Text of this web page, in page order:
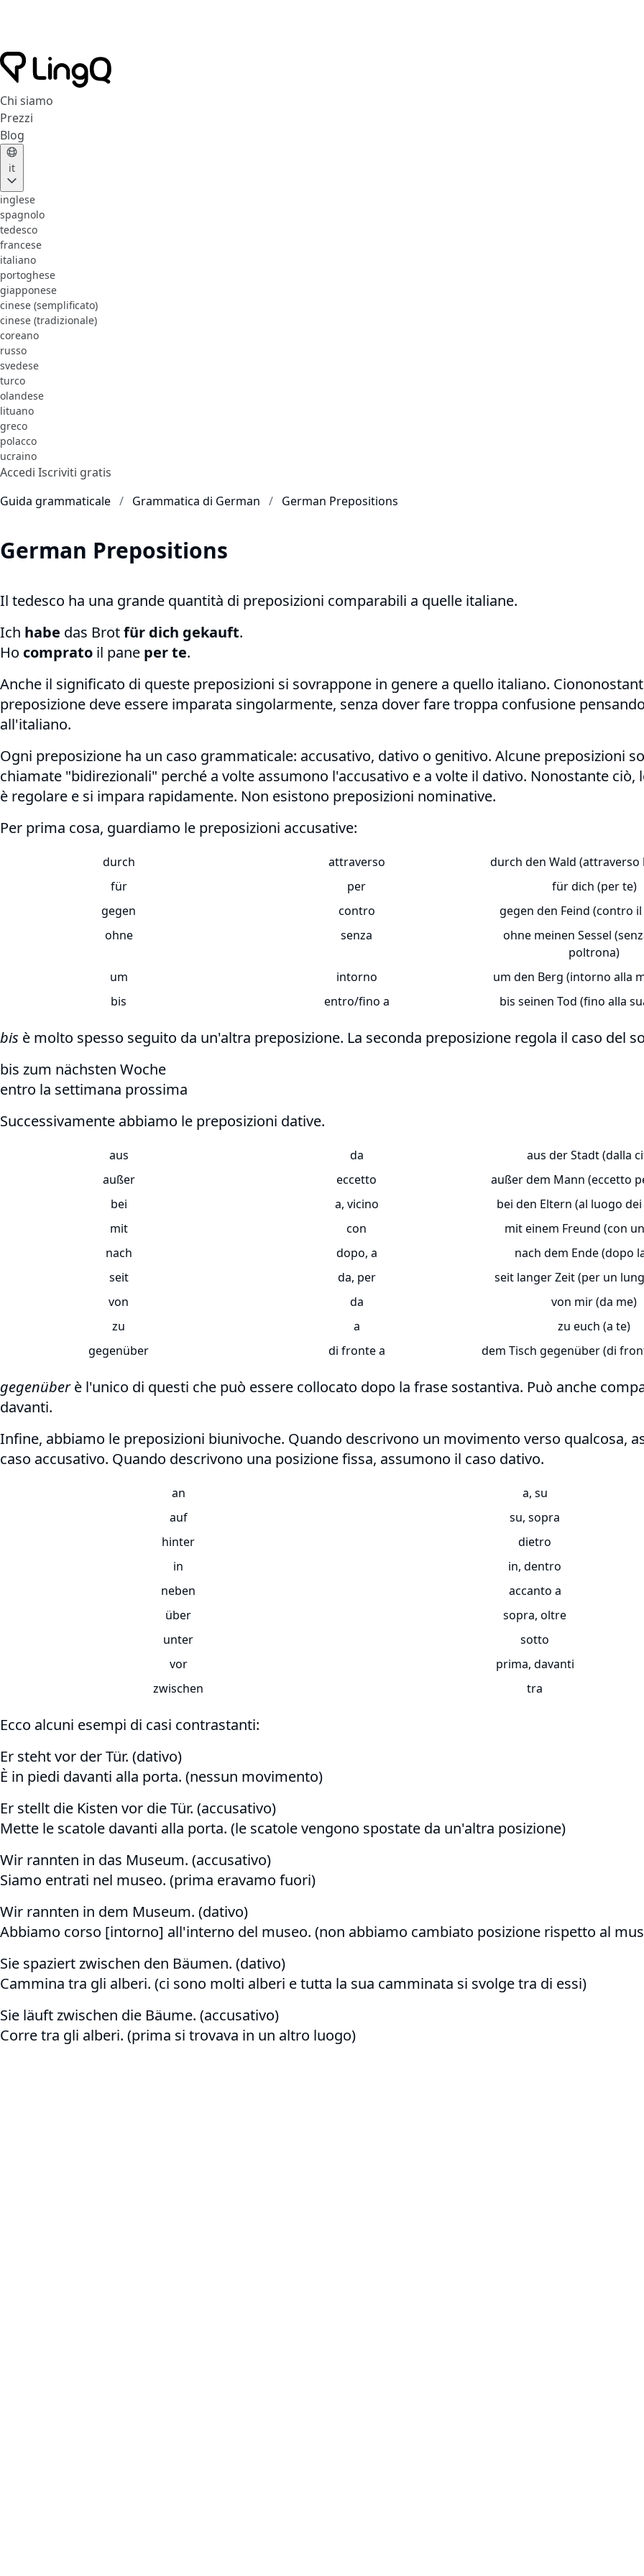
Chi siamo
Prezzi
Blog
it
inglese
spagnolo
tedesco
francese
italiano
portoghese
giapponese
cinese (semplificato)
cinese (tradizionale)
coreano
russo
svedese
turco
olandese
lituano
greco
polacco
ucraino
Accedi Iscriviti gratis
Guida grammaticale
Grammatica di German German Prepositions
German Prepositions
Il tedesco ha una grande quantità di preposizioni comparabili a quelle italiane.
Ich habe das Brotfür dich gekauft.
Ho comprato il pane per te.
Anche il significato di queste preposizioni si sovrappone in genere a quello italiano.
preposizione deve essere imparata singolarmente, senza dover fare troppa confusione
all'italiano.
Ogni preposizione ha un caso grammaticale: accusativo, dativo o genitivo. Alcune preposizioni
chiamate "bidirezionali" perché a volte assumono l'accusativo e a volte il dativo. Nonostante ciò,
è regolare e si impara rapidamente. Non esistono preposizioni nominative.
Per prima cosa, guardiamo le preposizioni accusative:
durch attraverso
durch den Wald (attraverso
für
per
für dich (per te)
gegen
contro
gegen den Feind (contro
ohne
senza
ohne meinen Sessel
poltrona)
um
intorno
um den Berg (intorno alla
bis
entro/fino a bis seinen Tod (fino alla
bis è molto spesso seguito da un'altra preposizione. La seconda preposizione regola il caso del
bis zum nächsten Woche
entro la settimana prossima
Successivamente abbiamo le preposizioni dative.
aus da
aus der Stadt (dalla
außer
eccetto
außer dem Mann (eccetto
bei
a, vicino
bei den Eltern (al luogo
mit
con
mit einem Freund (con
nach
dopo, a
nach dem Ende (dopo
seit
da, per
seit langer Zeit (per un
von
da
von mir (da me)
zu
a
zu euch (a te)
gegenüber
di fronte a dem Tisch gegenüber (di
gegenüberè l'unico di questi che può essere collocato dopo la frase sostantiva. Può anche
davanti.
Infine, abbiamo le preposizioni biunivoche. Quando descrivono un movimento verso qualcosa,
caso accusativo. Quando descrivono una posizione fissa, assumono il caso dativo.
an
a, su
auf
su, sopra
hinter
dietro
in
in, dentro
neben
accanto a
über
sopra, oltre
unter
sotto
vor
prima, davanti
zwischen
tra
Ecco alcuni esempi di casi contrastanti:
Er steht vor der Tür. (dativo)
È in piedi davanti alla porta. (nessun movimento)
Er stellt die Kisten vor die Tür. (accusativo)
Mette le scatole davanti alla porta. (le scatole vengono spostate da un'altra posizione)
Wir rannten in das Museum. (accusativo)
Siamo entrati nel museo. (prima eravamo fuori)
Wir rannten in dem Museum. (dativo)
Abbiamo corso [intorno] all'interno del museo. (non abbiamo cambiato posizione rispetto al
Sie spaziert zwischen den Bäumen. (dativo)
Cammina tra gli alberi. (ci sono molti alberi e tutta la sua camminata si svolge tra di essi)
Sie läuft zwischen die Bäume. (accusativo)
Corre tra gli alberi. (prima si trovava in un altro luogo)